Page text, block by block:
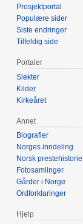
Prosjektportal
Populære sider
Siste endringer
Tilfeldig side
Portaler
Slekter
Kilder
Kirkeåret
Annet
Biografier
Norges inndeling
Norsk prestehistorie
Fotosamlinger
Gårder i Norge
Ordforklaringer
Hjelp